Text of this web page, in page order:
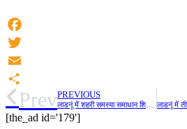
Facebook
Twitter
Email
SharePrevPREVIOUS
लाडनूं में शहरी समस्या समाधान शिविर में किया जा रहा है समस्याओं का समाधान
[the_ad id='179']